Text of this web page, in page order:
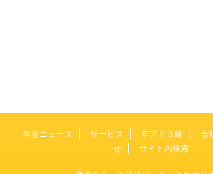
年金ニュース サービス 年アド３級 会
せ
サイト内検索